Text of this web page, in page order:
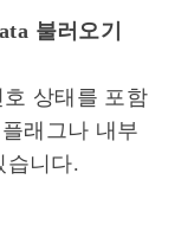
불러오기
상태를 포함
래그나 내부
습니다.